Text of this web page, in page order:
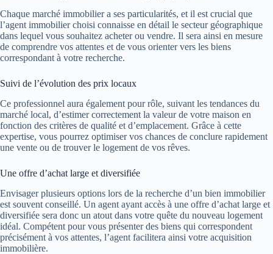
Chaque marché immobilier a ses particularités, et il est crucial que
l’agent immobilier choisi connaisse en détail le secteur géographique
dans lequel vous souhaitez acheter ou vendre. Il sera ainsi en mesure
de comprendre vos attentes et de vous orienter vers les biens
correspondant à votre recherche.
Suivi de l’évolution des prix locaux
Ce professionnel aura également pour rôle, suivant les tendances du
marché local, d’estimer correctement la valeur de votre maison en
fonction des critères de qualité et d’emplacement. Grâce à cette
expertise, vous pourrez optimiser vos chances de conclure rapidement
une vente ou de trouver le logement de vos rêves.
Une offre d’achat large et diversifiée
Envisager plusieurs options lors de la recherche d’un bien immobilier
est souvent conseillé. Un agent ayant accès à une offre d’achat large et
diversifiée sera donc un atout dans votre quête du nouveau logement
idéal. Compétent pour vous présenter des biens qui correspondent
précisément à vos attentes, l’agent facilitera ainsi votre acquisition
immobilière.